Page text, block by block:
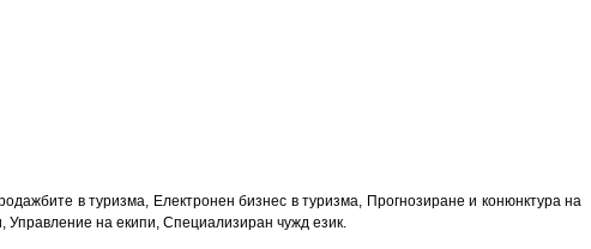
в туризма, Електронен бизнес в туризма, Прогнозиране и конюнктура на
Управление на екипи, Специализиран чужд език.